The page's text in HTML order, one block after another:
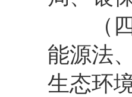
（四
能源法
生态环